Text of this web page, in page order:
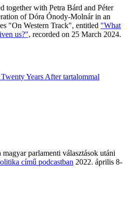
together with Petra Bárd and Péter
of Dóra Ónody-Molnár in an
"On Western Track", entitled "What
us?", recorded on 25 March 2024.
Twenty Years After tartalommal
magyar parlamenti választások utáni
című podcastban 2022. április 8-